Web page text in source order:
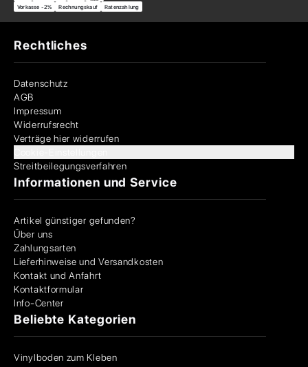
Vorkasse -2% Rechnungskauf Ratenzahlung
Rechtliches
Datenschutz
AGB
Impressum
Widerrufsrecht
Verträge hier widerrufen
Streitbeilegungsverfahren
Informationen und Service
Artikel günstiger gefunden?
Über uns
Zahlungsarten
Lieferhinweise und Versandkosten
Kontakt und Anfahrt
Kontaktformular
Info-Center
Beliebte Kategorien
Vinylboden zum Kleben